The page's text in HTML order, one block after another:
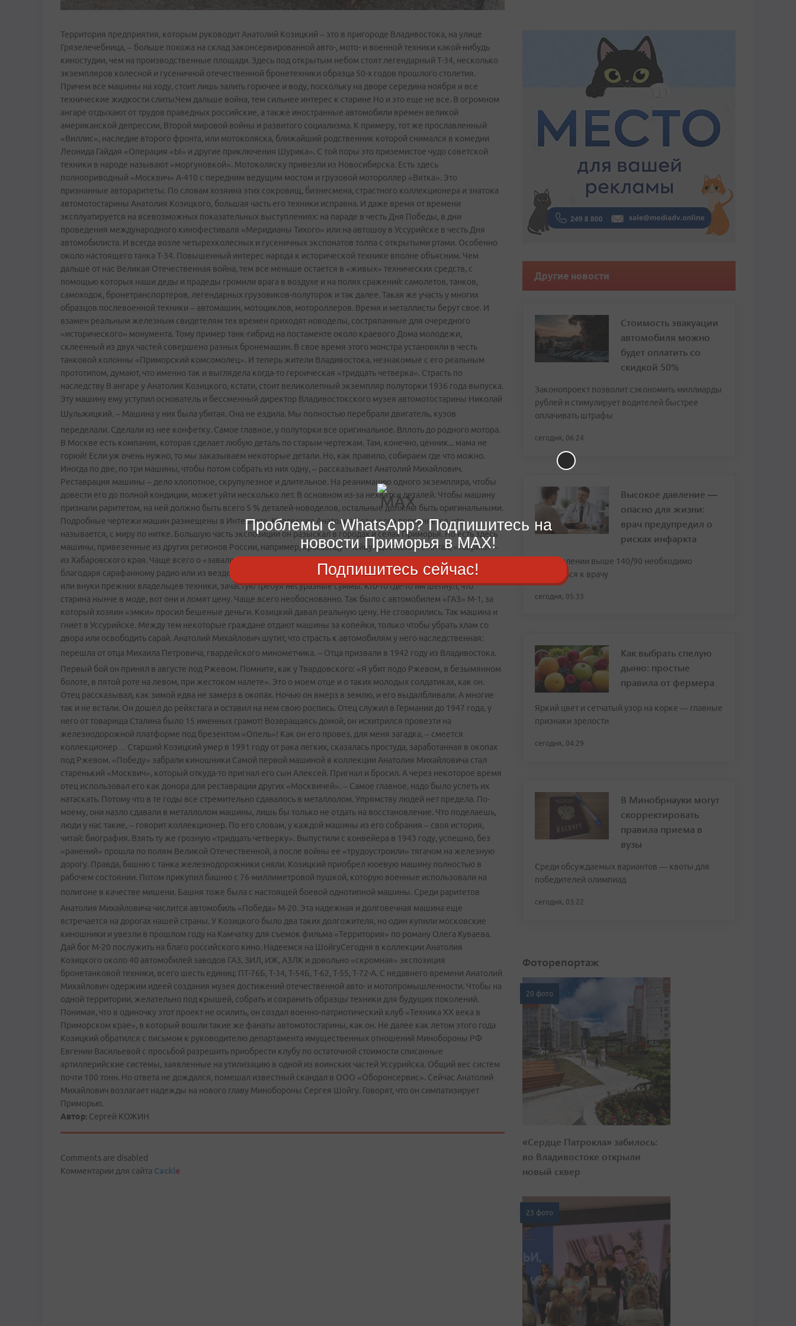
Территория предприятия, которым руководит Анатолий Козицкий – это в пригороде Владивостока, на улице
Грязелечебница, – больше похожа на склад законсервированной авто-, мото- и военной техники какой-нибудь
киностудии, чем на производственные площади. Здесь под открытым небом стоят легендарный Т-34, несколько
экземпляров колесной и гусеничной отечественной бронетехники образца 50-х годов прошлого столетия.
Причем все машины на ходу, стоит лишь залить горючее и воду, поскольку на дворе середина ноября и все
технические жидкости слиты.Чем дальше война, тем сильнее интерес к старине Но и это еще не все. В огромном
ангаре отдыхают от трудов праведных российские, а также иностранные автомобили времен великой
американской депрессии, Второй мировой войны и развитого социализма. К примеру, тот же прославленный
«Виллис», наследие второго фронта, или мотоколяска, ближайший родственник которой снимался в комедии
Леонида Гайдая «Операция «Ы» и другие приключения Шурика». С той поры это приземистое чудо советской
техники в народе называют «моргуновкой». Мотоколяску привезли из Новосибирска. Есть здесь
полноприводный «Москвич» А-410 с передним ведущим мостом и грузовой мотороллер «Вятка». Это
признанные автораритеты. По словам хозяина этих сокровищ, бизнесмена, страстного коллекционера и знатока
автомотостарины Анатолия Козицкого, большая часть его техники исправна. И даже время от времени
эксплуатируется на всевозможных показательных выступлениях: на параде в честь Дня Победы, в дни
проведения международного кинофестиваля «Меридианы Тихого» или на автошоу в Уссурийске в честь Дня
автомобилиста. И всегда возле четырехколесных и гусеничных экспонатов толпа с открытыми ртами. Особенно
около настоящего танка Т-34. Повышенный интерес народа к исторической технике вполне объясним. Чем
дальше от нас Великая Отечественная война, тем все меньше остается в «живых» технических средств, с
помощью которых наши деды и прадеды громили врага в воздухе и на полях сражений: самолетов, танков,
самоходок, бронетранспортеров, легендарных грузовиков-полуторок и так далее. Такая же участь у многих
образцов послевоенной техники – автомашин, мотоциклов, мотороллеров. Время и металлисты берут свое. И
взамен реальным железным свидетелям тех времен приходят новоделы, состряпанные для очередного
«исторического» монумента. Тому пример танк-гибрид на постаменте около краевого Дома молодежи,
склеенный из двух частей совершено разных бронемашин. В свое время этого монстра установили в честь
танковой колонны «Приморский комсомолец». И теперь жители Владивостока, незнакомые с его реальным
прототипом, думают, что именно так и выглядела когда-то героическая «тридцать четверка». Страсть по
наследству В ангаре у Анатолия Козицкого, кстати, стоит великолепный экземпляр полуторки 1936 года выпуска.
Эту машину ему уступил основатель и бессменный директор Владивостокского музея автомотостарины Николай
Шульжицкий. – Машина у них была убитая. Она не ездила. Мы полностью перебрали двигатель, кузов
переделали. Сделали из нее конфетку. Самое главное, у полуторки все оригинальное. Вплоть до родного мотора.
В Москве есть компания, которая сделает любую деталь по старым чертежам. Там, конечно, ценник... мама не
горюй! Если уж очень нужно, то мы заказываем некоторые детали. Но, как правило, собираем где что можно.
Иногда по две, по три машины, чтобы потом собрать из них одну, – рассказывает Анатолий Михайлович.
Реставрация машины – дело хлопотное, скрупулезное и длительное. На реанимацию одного экземпляра, чтобы
довести его до полной кондиции, может уйти несколько лет. В основном из-за нехватки деталей. Чтобы машину
признали раритетом, на ней должно быть всего 5 % деталей-новоделов, остальные должны быть оригинальными.
Подробные чертежи машин размещены в Интернете. Коллекция Анатолия Козицкого пополняется, что
называется, с миру по нитке. Большую часть экспозиции он разыскал в городах и селах Приморья. Но есть здесь
машины, привезенные из других регионов России, например, красавицу «Чайку» доставили с Алтая, «Таврию» –
из Хабаровского края. Чаще всего о «завалявшихся» в сараях или гаражах машинах или мотоциклах он узнает
благодаря сарафанному радио или из вездесущего Интернета. Как правило, образцы автостарины продают дети
или внуки прежних владельцев техники, зачастую требуя несуразные суммы. Кто-то где-то им шепнул, что
старина нынче в моде, вот они и ломят цену. Чаще всего необоснованно. Так было с автомобилем «ГАЗ» М-1, за
который хозяин «эмки» просил бешеные деньги. Козицкий давал реальную цену. Не сговорились. Так машина и
гниет в Уссурийске. Между тем некоторые граждане отдают машины за копейки, только чтобы убрать хлам со
двора или освободить сарай. Анатолий Михайлович шутит, что страсть к автомобилям у него наследственная:
перешла от отца Михаила Петровича, гвардейского минометчика. – Отца призвали в 1942 году из Владивостока.
Первый бой он принял в августе под Ржевом. Помните, как у Твардовского: «Я убит подо Ржевом, в безымянном
болоте, в пятой роте на левом, при жестоком налете». Это о моем отце и о таких молодых солдатиках, как он.
Отец рассказывал, как зимой едва не замерз в окопах. Ночью он вмерз в землю, и его выдалбливали. А многие
так и не встали. Он дошел до рейхстага и оставил на нем свою роспись. Отец служил в Германии до 1947 года, у
него от товарища Сталина было 15 именных грамот! Возвращаясь домой, он исхитрился провезти на
железнодорожной платформе под брезентом «Опель»! Как он его провез, для меня загадка, – смеется
коллекционер… Старший Козицкий умер в 1991 году от рака легких, сказалась простуда, заработанная в окопах
под Ржевом. «Победу» забрали киношники Самой первой машиной в коллекции Анатолия Михайловича стал
старенький «Москвич», который откуда-то пригнал его сын Алексей. Пригнал и бросил. А через некоторое время
отец использовал его как донора для реставрации других «Москвичей». – Самое главное, надо было успеть их
натаскать. Потому что в те годы все стремительно сдавалось в металлолом. Упрямству людей нет предела. По-
моему, они назло сдавали в металлолом машины, лишь бы только не отдать на восстановление. Что поделаешь,
люди у нас такие, – говорит коллекционер. По его словам, у каждой машины из его собрания – своя история,
читай: биография. Взять ту же грозную «тридцать четверку». Выпустили с конвейера в 1943 году, успешно, без
«ранений» прошла по полям Великой Отечественной, а после войны ее «трудоустроили» тягачом на железную
дорогу. Правда, башню с танка железнодорожники сняли. Козицкий приобрел юоевую машину полностью в
рабочем состоянии. Потом прикупил башню с 76-миллиметровой пушкой, которую военные использовали на
полигоне в качестве мишени. Башня тоже была с настоящей боевой однотипной машины. Среди раритетов
Анатолия Михайловича числится автомобиль «Победа» М-20. Эта надежная и долговечная машина еще
встречается на дорогах нашей страны. У Козицкого было два таких долгожителя, но один купили московские
киношники и увезли в прошлом году на Камчатку для съемок фильма «Территория» по роману Олега Куваева.
Дай бог М-20 послужить на благо российского кино. Надеемся на ШойгуСегодня в коллекции Анатолия
Козицкого около 40 автомобилей заводов ГАЗ, ЗИЛ, ИЖ, АЗЛК и довольно «скромная» экспозиция
бронетанковой техники, всего шесть единиц: ПТ-76Б, Т-34, Т-54Б, Т-62, Т-55, Т-72-А. С недавнего времени Анатолий
Михайлович одержим идеей создания музея достижений отечественной авто- и мотопромышленности. Чтобы на
одной территории, желательно под крышей, собрать и сохранить образцы техники для будущих поколений.
Понимая, что в одиночку этот проект не осилить, он создал военно-патриотический клуб «Техника ХХ века в
Приморском крае», в который вошли такие же фанаты автомотостарины, как он. Не далее как летом этого года
Козицкий обратился с письмом к руководителю департамента имущественных отношений Минобороны РФ
Евгении Васильевой с просьбой разрешить приобрести клубу по остаточной стоимости списанные
артиллерийские системы, заявленные на утилизацию в одной из воинских частей Уссурийска. Общий вес систем
почти 100 тонн. Но ответа не дождался, помешал известный скандал в ООО «Оборонсервис». Сейчас Анатолий
Михайлович возлагает надежды на нового главу Минобороны Сергея Шойгу. Говорят, что он симпатизирует
Приморью.
Автор: Сергей КОЖИН
Comments are disabled
Комментарии для сайта Cackle
Другие новости
Стоимость эвакуации
автомобиля можно
будет оплатить со
скидкой 50%
Законопроект позволит сэкономить миллиарды
рублей и стимулирует водителей быстрее
оплачивать штрафы
сегодня, 06:24
Высокое давление —
опасно для жизни:
врач предупредил о
рисках инфаркта
При давлении выше 140/90 необходимо
обратиться к врачу
сегодня, 05:33
Как выбрать спелую
дыню: простые
правила от фермера
Яркий цвет и сетчатый узор на корке — главные
признаки зрелости
сегодня, 04:29
В Минобрнауки могут
скорректировать
правила приема в
вузы
Среди обсуждаемых вариантов — квоты для
победителей олимпиад
сегодня, 03:22
Фоторепортаж
20 фото
«Сердце Патрокла» забилось:
во Владивостоке открыли
новый сквер
23 фото
Проблемы с WhatsApp? Подпишитесь на
новости Приморья в MAX!
Подпишитесь сейчас!